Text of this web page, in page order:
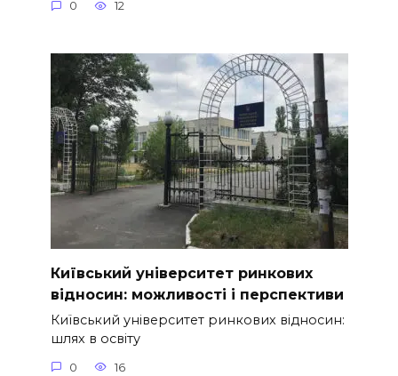
0 12
Київський університет ринкових
відносин: можливості і перспективи
Київський університет ринкових відносин:
шлях в освіту
0 16